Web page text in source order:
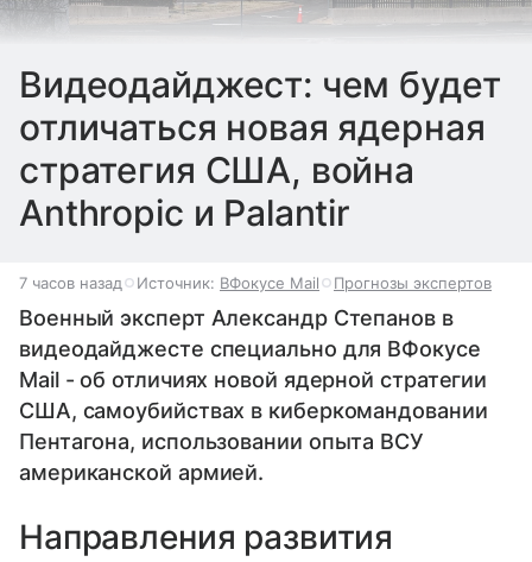
Видеодайджест: чем будет
отличаться новая ядерная
стратегия США, война
Anthropic и Palantir
7 часов назад Источник: ВФокусе Mail Прогнозы экспертов
Военный эксперт Александр Степанов в
видеодайджесте специально для ВФокусе
Mail - об отличиях новой ядерной стратегии
США, самоубийствах в киберкомандовании
Пентагона, использовании опыта ВСУ
американской армией.
Направления развития